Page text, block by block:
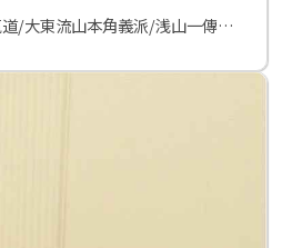
石川智広（合気道/大東流山本角義派/浅山一傳流体術）